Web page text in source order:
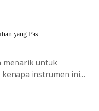
yang Pas
menarik untuk
kenapa instrumen ini